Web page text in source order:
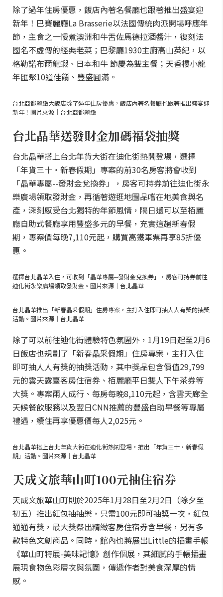
除了過年住房優惠，飯店內著名餐廳也跟著推出盛宴迎
新年！巴賽麗廳La Brasserie以法國傳統肉派開場呼應年
節，主食之一慢煮澳洲和牛舌佐馬德拉酒醬汁，復刻法
國名不虛傳的經典老菜；巴黎廳1930主廚高山英紀，以
格勒諾布爾龍蝦、日本和牛 節慶為雙主餐；天香樓小龍
年匯聚10道佳餚、豐盛圓滿。
台北亞都麗緻大飯店除了過年住房優惠，飯店內著名餐廳也跟著推出盛宴迎
新年！圖片來源｜台北亞都麗緻
台北晶華送發財金加碼福袋抽獎
台北晶華搭上台北年貨大街在迪化街熱鬧登場，選擇
「年貨三十‧新春假期」專案的前30名房客將會收到
「晶華專屬--發財金兌換券」，房客可持券前往迪化街永
樂廣場領取發財金，再循著遊逛地圖品嚐在地美食與名
產，深刻感受台北獨特的年節風情，隔日還可以至栢麗
廳自助式餐廳享用豐盛多元的早餐，充實這趟新春假
期，專案價每晚7,110元起，購買高鐵車票再享85折優
惠。
選擇台北晶華入住，可收到「晶華專屬--發財金兌換券」，房客可持券前往
迪化街永樂廣場領取發財金。圖片來源｜台北晶華
台北晶華推出「新春晶采假期」住房專案，主打入住即可抽人人有獎的抽獎
活動。圖片來源｜台北晶華
除了可以前往迪化街體驗特色氛圍外，1月19日起至2月6
日飯店也規劃了「新春晶采假期」住房專案，主打入住
即可抽人人有獎的抽獎活動，其中獎品包含價值29,799
元的雲天露臺客房住宿券、栢麗廳平日雙人下午茶券等
大獎。專案兩人成行、每房每晚8,110元起，含雲天廊全
天候餐飲服務以及翌日CNN推薦的豐盛自助早餐等專屬
禮遇，續住再享優惠價每人2,025元。
台北晶華搭上台北年貨大街在迪化街熱鬧登場，推出「年貨三十‧新春假
期」活動。圖片來源｜台北晶華
天成文旅華山町100元抽住宿券
天成文旅華山町則於2025年1月28日至2月2日（除夕至
初五）推出紅包抽抽樂，只需100元即可抽獎一次，紅包
通通有獎，最大獎祭出精緻客房住宿券含早餐，另有多
款特色文創商品。同時，館內也將展出Little的插畫手帳
《華山町特展-美味記憶》創作個展，其細膩的手帳插畫
展現食物色彩層次與氛圍，傳遞作者對美食深厚的情
感。